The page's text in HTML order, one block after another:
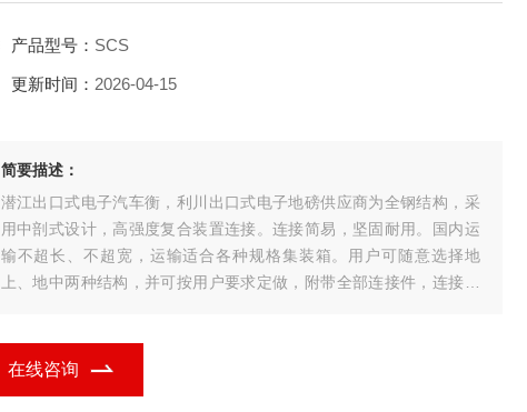
产品型号： SCS
更新时间： 2026-04-15
简要描述：
潜江出口式电子汽车衡，利川出口式电子地磅供应商为全钢结构，采
用中剖式设计，高强度复合装置连接。连接简易，坚固耐用。国内运
输不超长、不超宽，运输适合各种规格集装箱。用户可随意选择地
上、地中两种结构，并可按用户要求定做，附带全部连接件，连接工
在线咨询